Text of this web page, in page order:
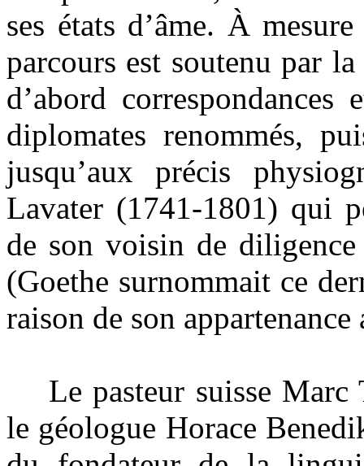
ses états d’âme. À
parcours est soutenu par
d’abord
diplomates renommés,
jusqu’aux précis
Lavater (1741-1801) qui
de son voisin de
(Goethe surnommait ce
raison de son
Le pasteur suisse Marc
le géologue Horace